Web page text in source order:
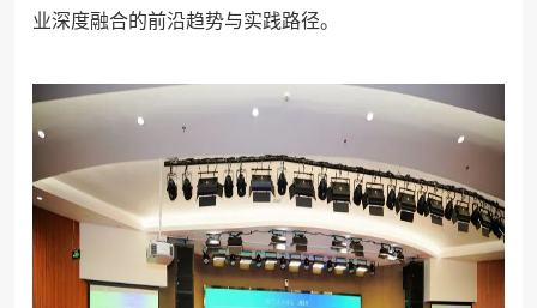
业深度融合的前沿趋势与实践路径。